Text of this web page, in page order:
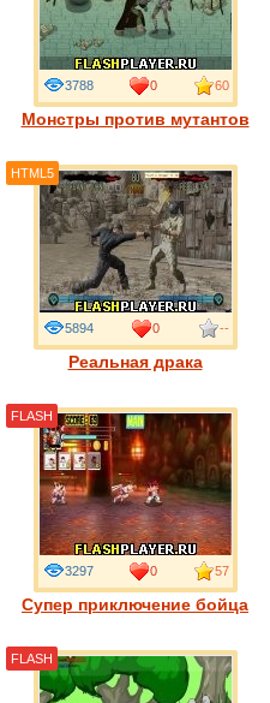
Монстры против мутантов
3788 0 60
Реальная драка
5894 0 --
HTML5
Супер приключение бойца
3297 0 57
FLASH
FLASH